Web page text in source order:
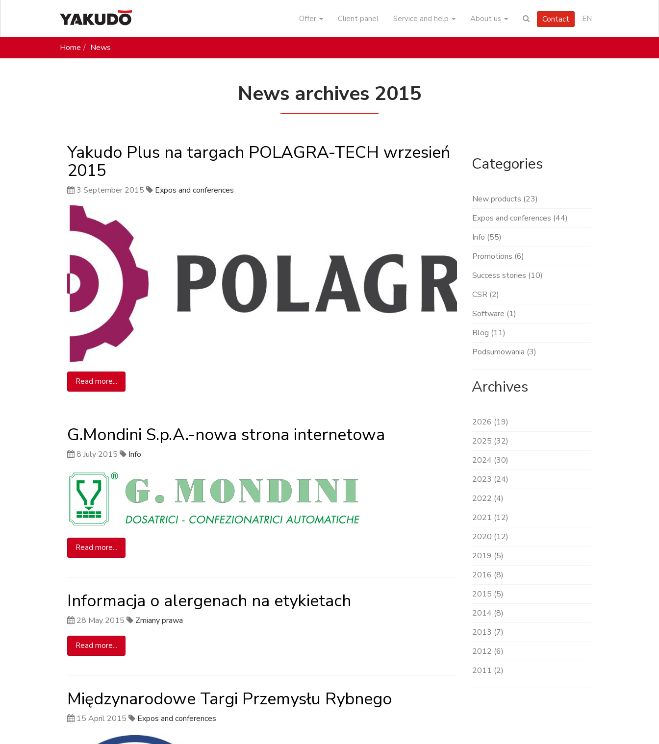
Offer Client panel Service and help About us Contact EN
Home News
News archives 2015
Yakudo Plus na targach POLAGRA-TECH wrzesień
2015
3 September 2015 Expos and conferences
Read more...
G.Mondini S.p.A.-nowa strona internetowa
8 July 2015 Info
Read more...
Informacja o alergenach na etykietach
28 May 2015 Zmiany prawa
Read more...
Międzynarodowe Targi Przemysłu Rybnego
15 April 2015 Expos and conferences
Categories
New products (23)
Expos and conferences (44)
Info (55)
Promotions (6)
Success stories (10)
CSR (2)
Software (1)
Blog (11)
Podsumowania (3)
Archives
2026 (19)
2025 (32)
2024 (30)
2023 (24)
2022 (4)
2021 (12)
2020 (12)
2019 (5)
2016 (8)
2015 (5)
2014 (8)
2013 (7)
2012 (6)
2011 (2)